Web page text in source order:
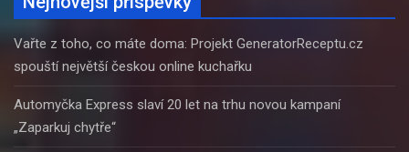
Vařte z toho, co máte doma: Projekt GeneratorReceptu.cz
spouští největší českou online kuchařku
Automyčka Express slaví 20 let na trhu novou kampaní
„Zaparkuj chytře“